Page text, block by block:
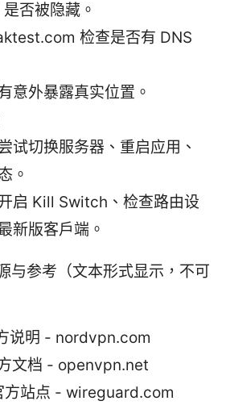
否被隐藏。
检查是否有 DNS
意外暴露真实位置。
试切换服务器、重启应用、
。
启 Kill Switch、检查路由设
新版客户端。
与参考（文本形式显示，不可
说明 - nordvpn.com
文档 - openvpn.net
方站点 - wireguard.com